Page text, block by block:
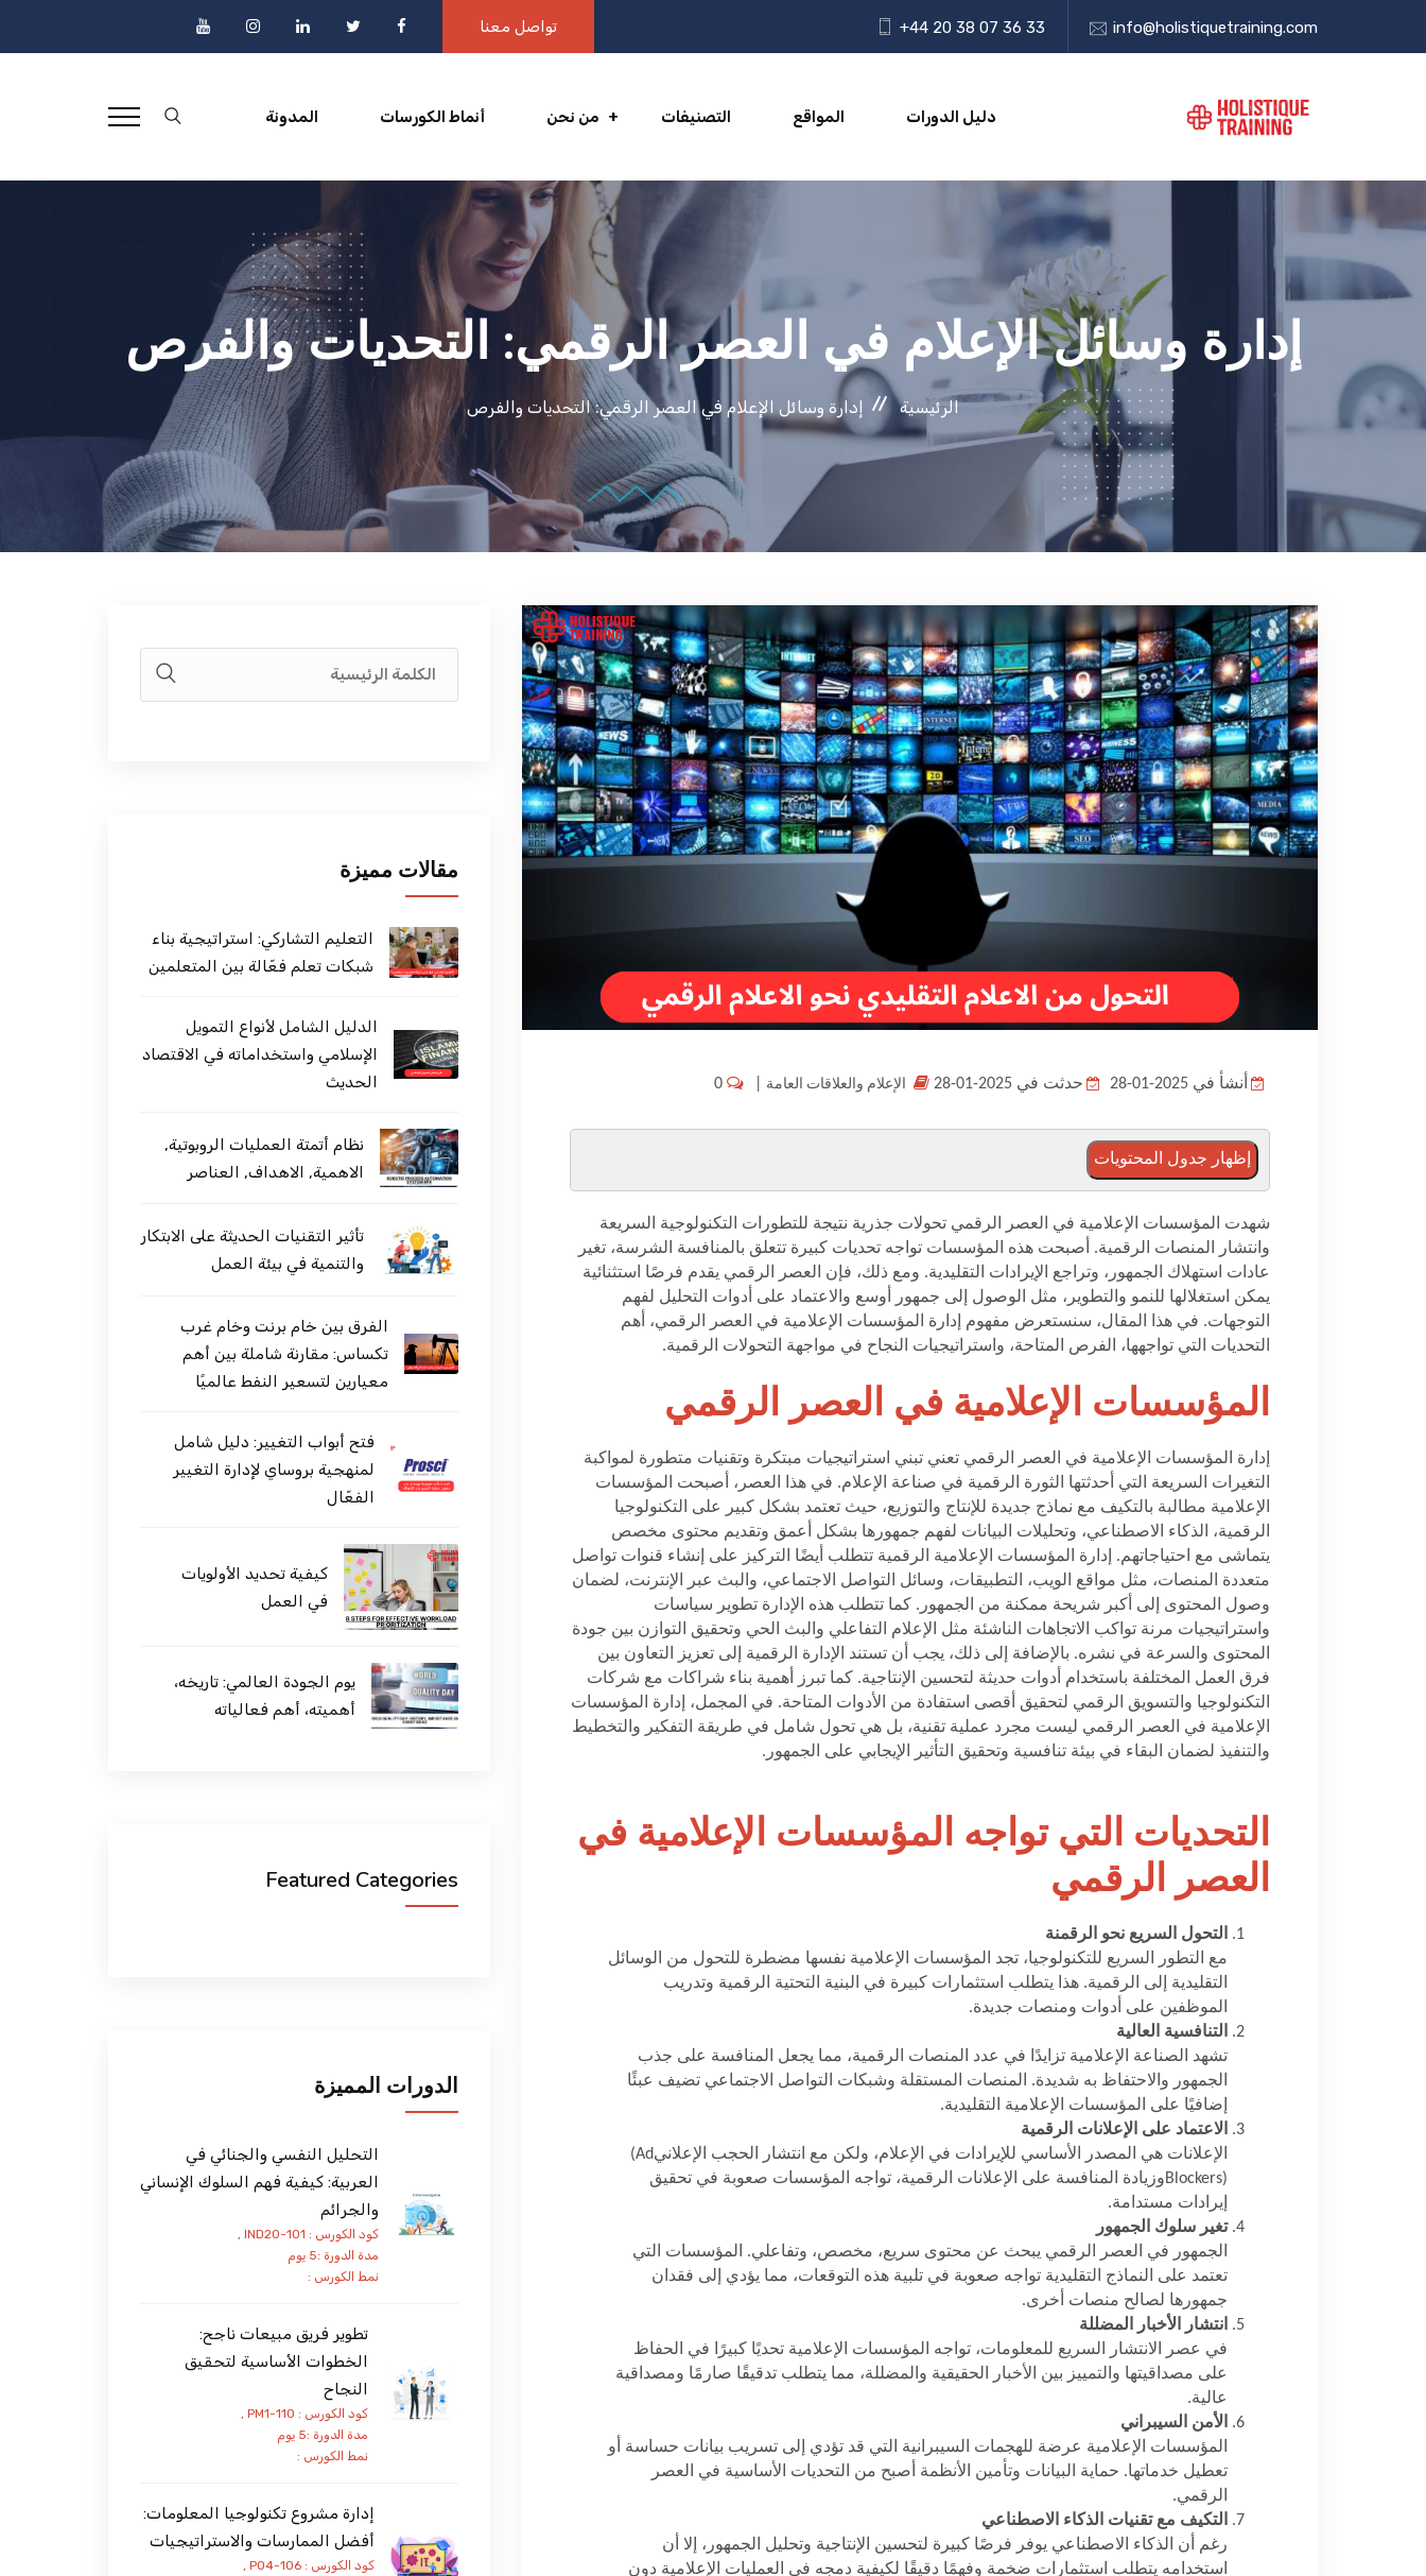
info@holistiquetraining.com
+44 20 38 07 36 33 تواصل معنا
دليل الدورات المواقع التصنيفات من نحن أنماط الكورسات المدونة
إدارة وسائل الإعلام في العصر الرقمي: التحديات والفرص
الرئيسية إدارة وسائل الإعلام في العصر الرقمي: التحديات والفرص
أنشأ في 2025-01-28 حدثت في 2025-01-28 الإعلام والعلاقات العامة
إظهار جدول المحتويات
شهدت المؤسسات الإعلامية في العصر الرقمي تحولات جذرية نتيجة للتطورات التكنولوجية السريعة
وانتشار المنصات الرقمية. أصبحت هذه المؤسسات تواجه تحديات كبيرة تتعلق بالمنافسة الشرسة، تغير
عادات استهلاك الجمهور، وتراجع الإيرادات التقليدية. ومع ذلك، فإن العصر الرقمي يقدم فرصًا استثنائية
يمكن استغلالها للنمو والتطوير، مثل الوصول إلى جمهور أوسع والاعتماد على أدوات التحليل لفهم
التوجهات. في هذا المقال، سنستعرض مفهوم إدارة المؤسسات الإعلامية في العصر الرقمي، أهم
التحديات التي تواجهها، الفرص المتاحة، واستراتيجيات النجاح في مواجهة التحولات الرقمية.
المؤسسات الإعلامية في العصر الرقمي
إدارة المؤسسات الإعلامية في العصر الرقمي تعني تبني استراتيجيات مبتكرة وتقنيات متطورة لمواكبة
التغيرات السريعة التي أحدثتها الثورة الرقمية في صناعة الإعلام. في هذا العصر، أصبحت المؤسسات
الإعلامية مطالبة بالتكيف مع نماذج جديدة للإنتاج والتوزيع، حيث تعتمد بشكل كبير على التكنولوجيا
الرقمية، الذكاء الاصطناعي، وتحليلات البيانات لفهم جمهورها بشكل أعمق وتقديم محتوى مخصص
يتماشى مع احتياجاتهم. إدارة المؤسسات الإعلامية الرقمية تتطلب أيضًا التركيز على إنشاء قنوات تواصل
متعددة المنصات، مثل مواقع الويب، التطبيقات، وسائل التواصل الاجتماعي، والبث عبر الإنترنت، لضمان
وصول المحتوى إلى أكبر شريحة ممكنة من الجمهور. كما تتطلب هذه الإدارة تطوير سياسات
واستراتيجيات مرنة تواكب الاتجاهات الناشئة مثل الإعلام التفاعلي والبث الحي وتحقيق التوازن بين جودة
المحتوى والسرعة في نشره. بالإضافة إلى ذلك، يجب أن تستند الإدارة الرقمية إلى تعزيز التعاون بين
فرق العمل المختلفة باستخدام أدوات حديثة لتحسين الإنتاجية. كما تبرز أهمية بناء شراكات مع شركات
التكنولوجيا والتسويق الرقمي لتحقيق أقصى استفادة من الأدوات المتاحة. في المجمل، إدارة المؤسسات
الإعلامية في العصر الرقمي ليست مجرد عملية تقنية، بل هي تحول شامل في طريقة التفكير والتخطيط
والتنفيذ لضمان البقاء في بيئة تنافسية وتحقيق التأثير الإيجابي على الجمهور .
التحديات التي تواجه المؤسسات الإعلامية في
العصر الرقمي
التحول السريع نحو الرقمنة
مع التطور السريع للتكنولوجيا، تجد المؤسسات الإعلامية نفسها مضطرة للتحول من الوسائل
التقليدية إلى الرقمية. هذا يتطلب استثمارات كبيرة في البنية التحتية الرقمية وتدريب
الموظفين على أدوات ومنصات جديدة.
التنافسية العالية
تشهد الصناعة الإعلامية تزايدًا في عدد المنصات الرقمية، مما يجعل المنافسة على جذب
الجمهور والاحتفاظ به شديدة. المنصات المستقلة وشبكات التواصل الاجتماعي تضيف عبئًا
إضافيًا على المؤسسات الإعلامية التقليدية.
الاعتماد على الإعلانات الرقمية
الإعلانات هي المصدر الأساسي للإيرادات في الإعلام، ولكن مع انتشار الحجب الإعلاني(Ad
Blockers)وزيادة المنافسة على الإعلانات الرقمية، تواجه المؤسسات صعوبة في تحقيق
إيرادات مستدامة.
تغير سلوك الجمهور
الجمهور في العصر الرقمي يبحث عن محتوى سريع، مخصص، وتفاعلي. المؤسسات التي
تعتمد على النماذج التقليدية تواجه صعوبة في تلبية هذه التوقعات، مما يؤدي إلى فقدان
جمهورها لصالح منصات أخرى.
انتشار الأخبار المضللة
في عصر الانتشار السريع للمعلومات، تواجه المؤسسات الإعلامية تحديًا كبيرًا في الحفاظ
على مصداقيتها والتمييز بين الأخبار الحقيقية والمضللة، مما يتطلب تدقيقًا صارمًا ومصداقية
عالية.
الأمن السيبراني
المؤسسات الإعلامية عرضة للهجمات السيبرانية التي قد تؤدي إلى تسريب بيانات حساسة أو
تعطيل خدماتها. حماية البيانات وتأمين الأنظمة أصبح من التحديات الأساسية في العصر
الرقمي.
التكيف مع تقنيات الذكاء الاصطناعي
رغم أن الذكاء الاصطناعي يوفر فرصًا كبيرة لتحسين الإنتاجية وتحليل الجمهور، إلا أن
استخدامه يتطلب استثمارات ضخمة وفهمًا دقيقًا لكيفية دمجه في العمليات الإعلامية دون
مقالات مميزة
التعليم التشاركي: استراتيجية بناء
شبكات تعلم فعّالة بين المتعلمين
الدليل الشامل لأنواع التمويل
الإسلامي واستخداماته في الاقتصاد
الحديث
نظام أتمتة العمليات الروبوتية,
الاهمية, الاهداف, العناصر
تأثير التقنيات الحديثة على الابتكار
والتنمية في بيئة العمل
الفرق بين خام برنت وخام غرب
تكساس: مقارنة شاملة بين أهم
معيارين لتسعير النفط عالميًا
فتح أبواب التغيير: دليل شامل
لمنهجية بروساي لإدارة التغيير
الفعّال
كيفية تحديد الأولويات
في العمل
يوم الجودة العالمي: تاريخه،
أهميته، أهم فعالياته
Featured Categories
الدورات المميزة
التحليل النفسي والجنائي في
العربية: كيفية فهم السلوك الإنساني
والجرائم
كود الكورس : IND20-101 ,
مدة الدورة :5 يوم
نمط الكورس :
تطوير فريق مبيعات ناجح:
الخطوات الأساسية لتحقيق
النجاح
كود الكورس : PM1-110 ,
مدة الدورة :5 يوم
نمط الكورس :
إدارة مشروع تكنولوجيا المعلومات:
أفضل الممارسات والاستراتيجيات
كود الكورس : PO4-106 ,